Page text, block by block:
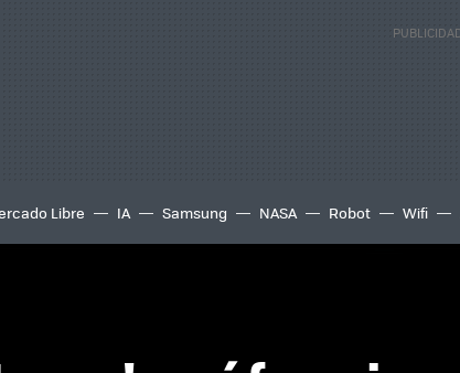
Libre IA Samsung NASA Robot Wifi